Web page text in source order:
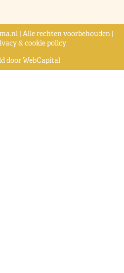
| Alle rechten voorbehouden |
& cookie policy
doorWebCapital